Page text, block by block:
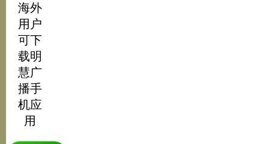
海外
用户
可下
载明
慧广
播手
机应
用